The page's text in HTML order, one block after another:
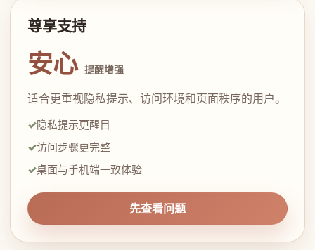
尊享支持
安心 提醒增强
适合更重视隐私提示、访问环境和页面秩序的用户。
隐私提示更醒目
访问步骤更完整
桌面与手机端一致体验
先查看问题